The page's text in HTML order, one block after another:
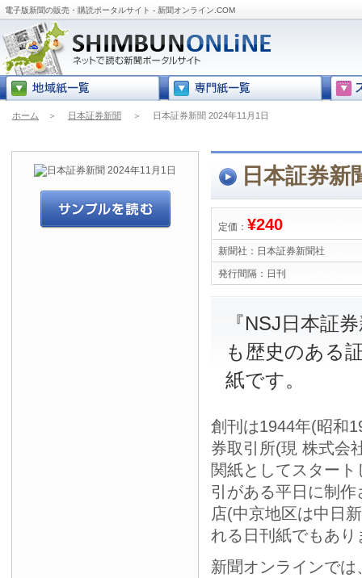
電子版新聞の販売・購読ポータルサイト - 新聞オンライン.COM
ホーム ＞ 日本証券新聞 ＞ 日本証券新聞 2024年11月1日
日本証券新
定価： ¥240
新聞社： 日本証券新聞社
発行間隔： 日刊
『NSJ日本証
も歴史のある
紙です。
創刊は1944年(昭和
券取引所(現 株式会
関紙としてスター
引がある平日に制
店(中京地区は中日
れる日刊紙でもあり
新聞オンラインで